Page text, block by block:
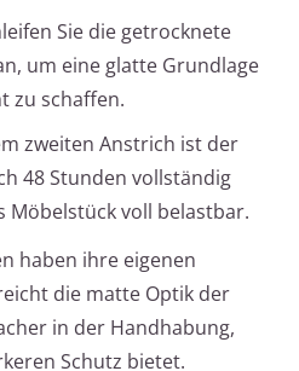
Sie die getrocknete
um eine glatte Grundlage
zu schaffen.
zweiten Anstrich ist der
48 Stunden vollständig
Möbelstück voll belastbar.
haben ihre eigenen
die matte Optik der
in der Handhabung,
Schutz bietet.